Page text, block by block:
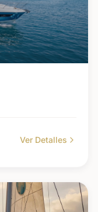
Ver Detalles